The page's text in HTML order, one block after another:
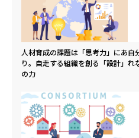
人材育成の課題は「思考力」にあ
り。自走する組織を創る「設計」
の力
自
れ